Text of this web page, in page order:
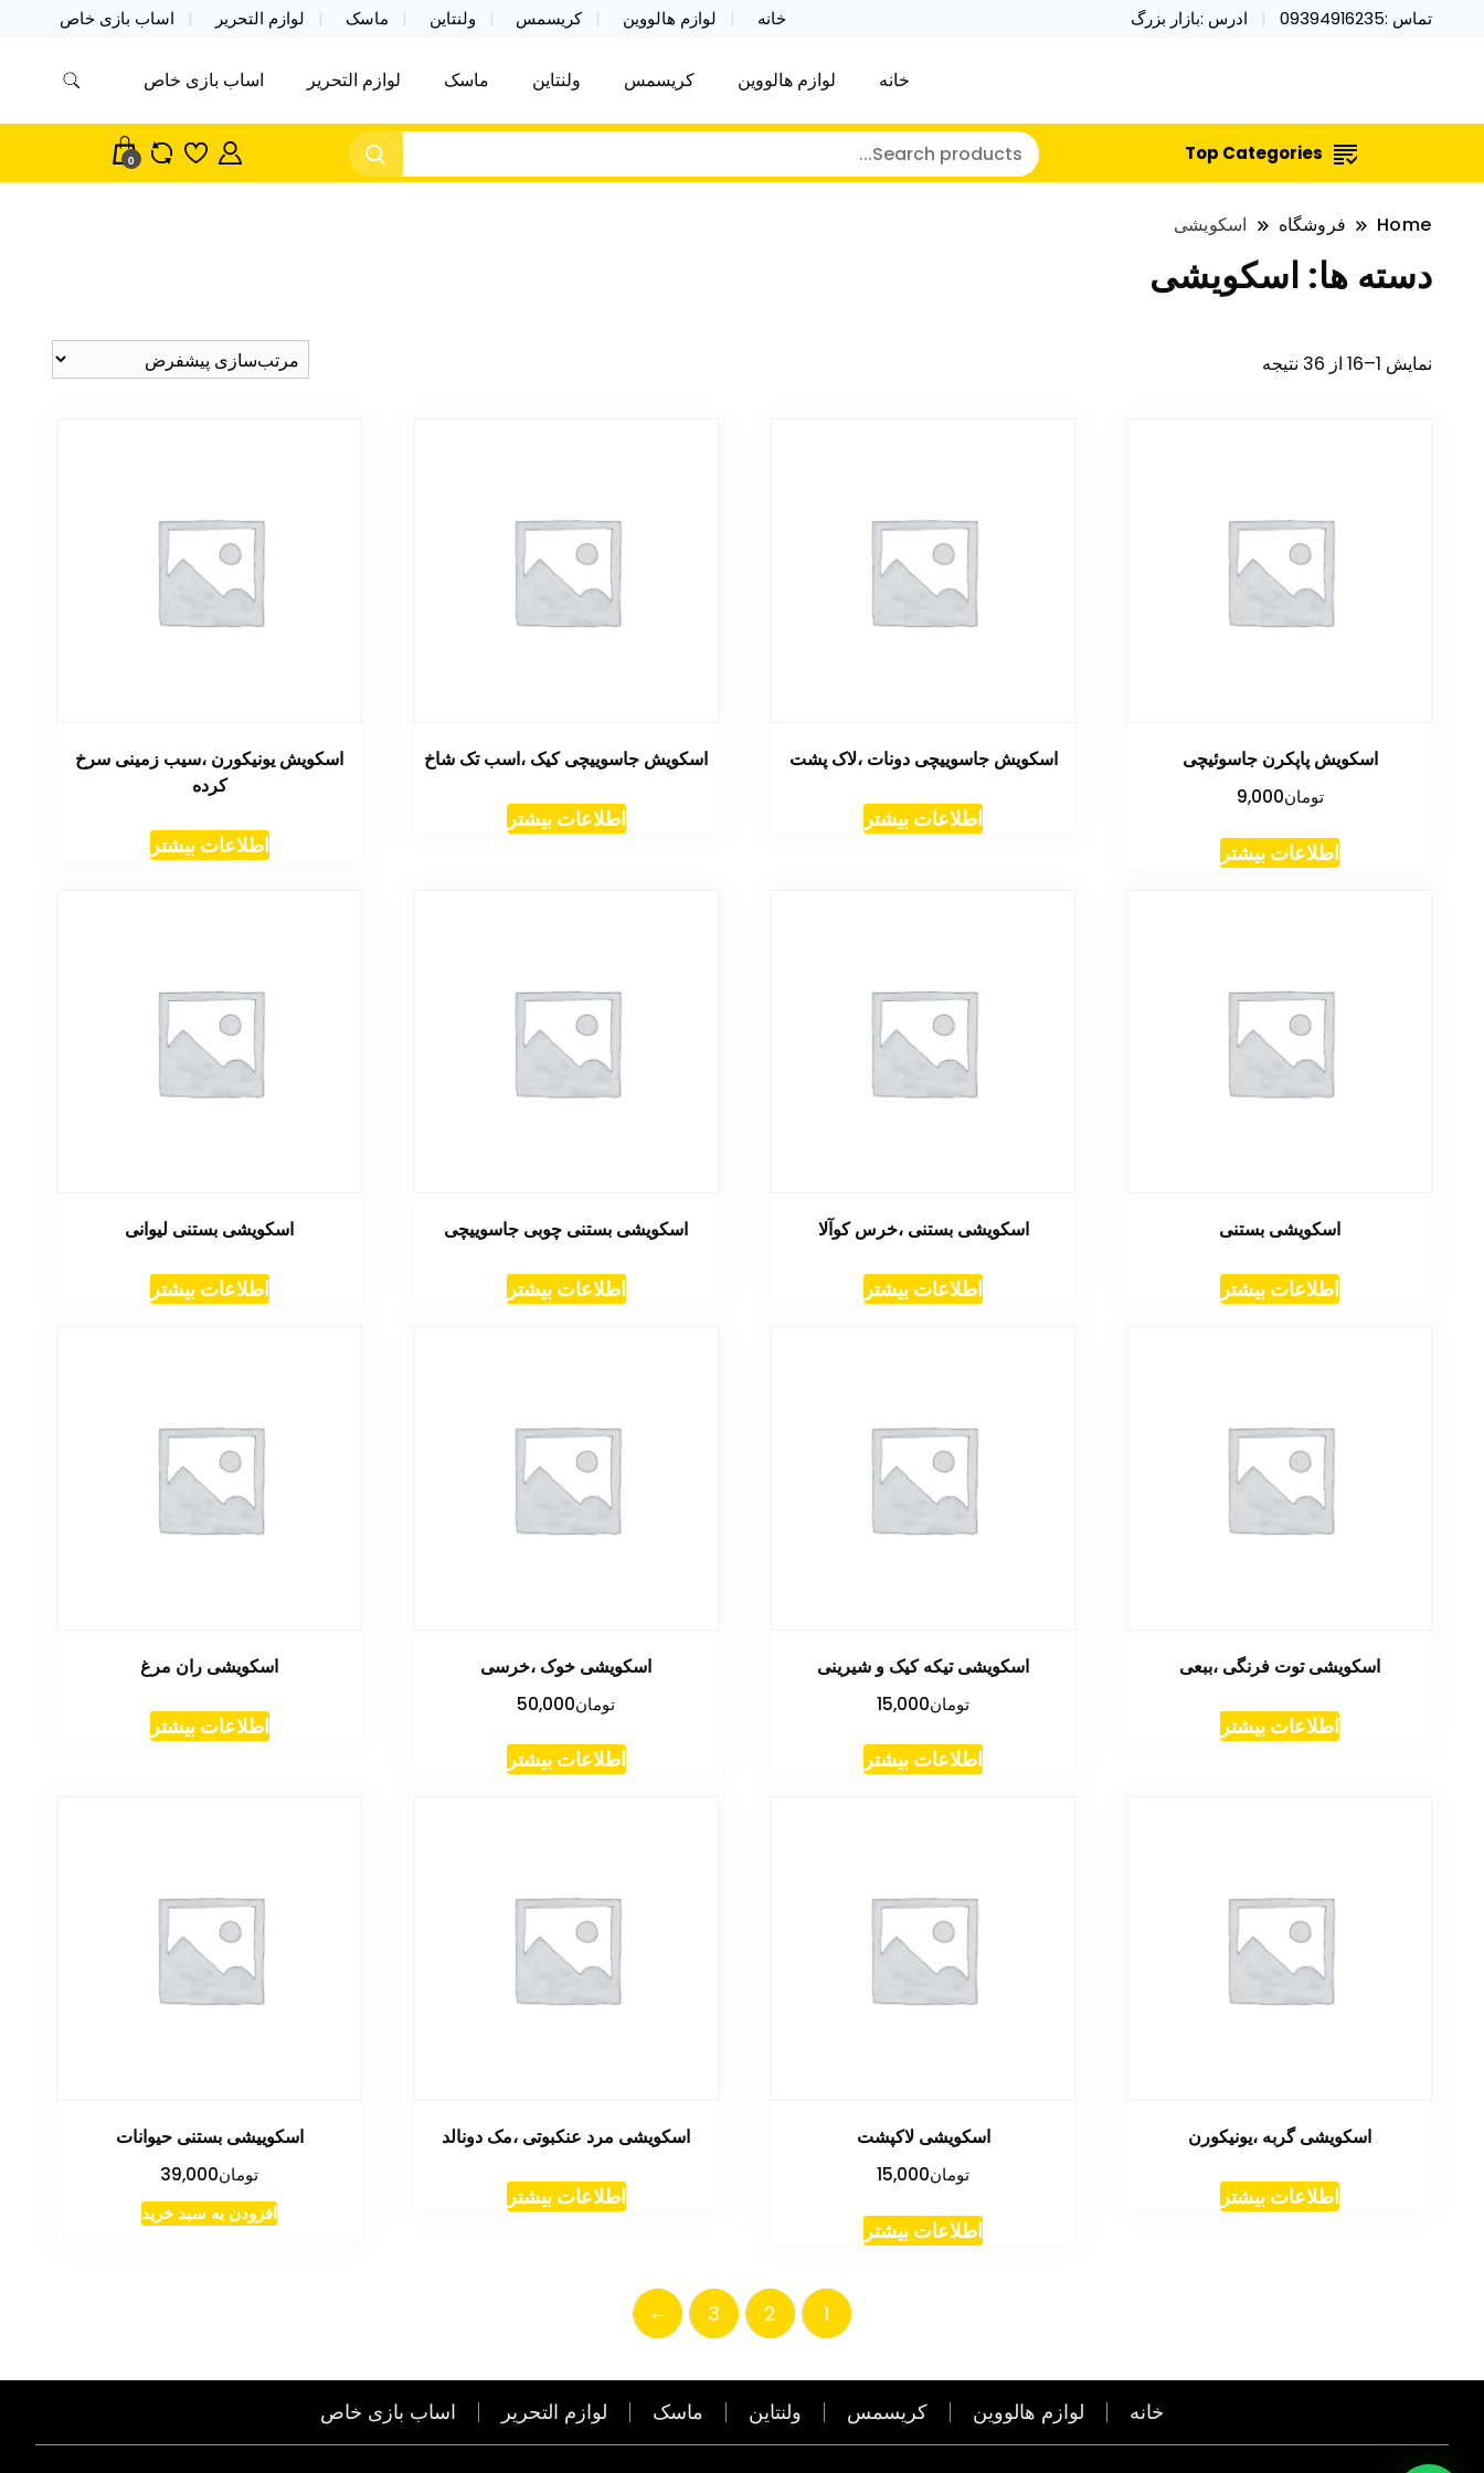
تماس :09394916235 ادرس :بازار بزرگ خانه لوازم هالووین کریسمس ولنتاین ماسک لوازم التحریر اساب بازی خاص
نایکر توی فروش عمده لوازم هالووین ولن تاین کادویی کریسمس اکسسوری ماسک
خرید محصولات خاص فیجت اسباب بازی تراول ماگ نایکر توی فروش عمده لوازم هالووین ولن تاین کادویی کریسمس اکسسوری ماسک در واردات مستقیم
خانه لوازم هالووین کریسمس ولنتاین ماسک لوازم التحریر اساب بازی خاص
Top Categories
0
Home فروشگاه اسکویشی
دسته ها: اسکویشی
نمایش 1–16 از 36 نتیجه
اسکویش پاپکرن جاسوئیچی
تومان9,000
اطلاعات بیشتر
اسکویش جاسوییچی دونات ،لاک پشت
اطلاعات بیشتر
اسکویش جاسوییچی کیک ،اسب تک شاخ
اطلاعات بیشتر
اسکویش یونیکورن ،سیب زمینی سرخ
کرده
اطلاعات بیشتر
اسکویشی بستنی
اطلاعات بیشتر
اسکویشی بستنی ،خرس کوآلا
اطلاعات بیشتر
اسکویشی بستنی چوبی جاسوییچی
اطلاعات بیشتر
اسکویشی بستنی لیوانی
اطلاعات بیشتر
اسکویشی توت فرنگی ،ببعی
اطلاعات بیشتر
اسکویشی تیکه کیک و شیرینی
تومان15,000
اطلاعات بیشتر
اسکویشی خوک ،خرسی
تومان50,000
اطلاعات بیشتر
اسکویشی ران مرغ
اطلاعات بیشتر
اسکویشی گربه ،یونیکورن
اطلاعات بیشتر
اسکویشی لاکپشت
تومان15,000
اطلاعات بیشتر
اسکویشی مرد عنکبوتی ،مک دونالد
اطلاعات بیشتر
اسکوییشی بستنی حیوانات
تومان39,000
افزودن به سبد خرید
1
2
3
←
خانه لوازم هالووین کریسمس ولنتاین ماسک لوازم التحریر اساب بازی خاص